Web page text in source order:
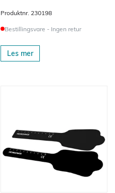
Produktnr. 230198
Bestillingsvare - Ingen retur
Les mer